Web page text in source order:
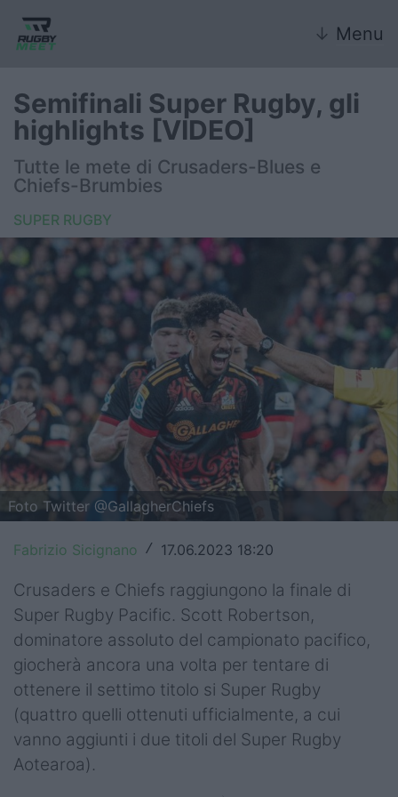
↓ Menu
Nazionale
Nazionali giovanili
Rugby Sevens
FIR
Internazionale
6 Nazioni
United Rugby Championship
Top14
Premiership
Champions Cup
Challenge Cup
World Rugby
Rugby World Cup
Super Rugby
Rugby in TV
Mercato
Serie A Elite
Semifinali Super Rugby, gli
highlights [VIDEO]
Tutte le mete di Crusaders-Blues e
Chiefs-Brumbies
SUPER RUGBY
Foto Twitter @GallagherChiefs
Fabrizio Sicignano / 17.06.2023 18:20
Crusaders e Chiefs raggiungono la finale di
Super Rugby Pacific. Scott Robertson,
dominatore assoluto del campionato pacifico,
giocherà ancora una volta per tentare di
ottenere il settimo titolo si Super Rugby
(quattro quelli ottenuti ufficialmente, a cui
vanno aggiunti i due titoli del Super Rugby
Aotearoa).